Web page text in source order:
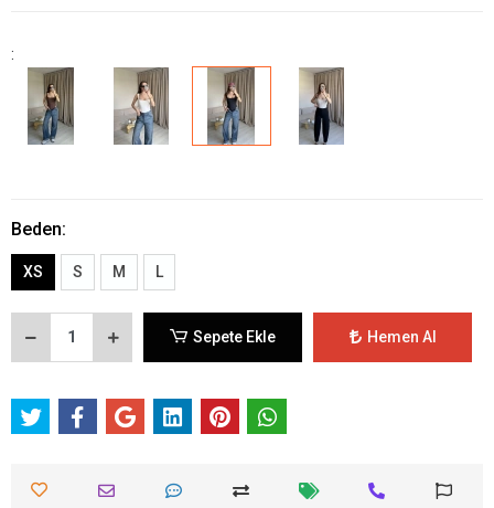
:
Beden:
XS S M L
Sepete Ekle Hemen Al